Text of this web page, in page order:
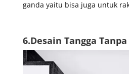
ganda yaitu bisa juga untuk
6.Desain Tangga